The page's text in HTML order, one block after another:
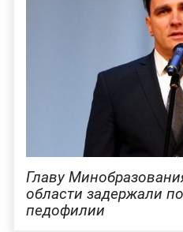
Главу
области задержали
педофилии